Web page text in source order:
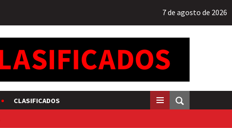
7 de agosto de 2026
CLASIFICADOS